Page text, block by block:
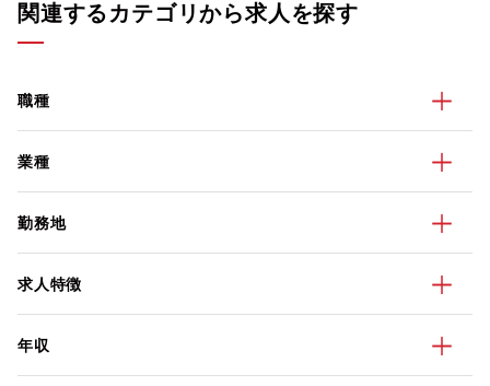
関連するカテゴリから求人を探す
職種
業種
勤務地
求人特徴
年収